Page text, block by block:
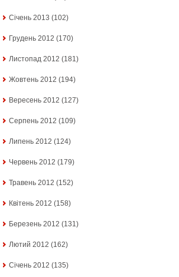
Січень 2013 (102)
Грудень 2012 (170)
Листопад 2012 (181)
Жовтень 2012 (194)
Вересень 2012 (127)
Серпень 2012 (109)
Липень 2012 (124)
Червень 2012 (179)
Травень 2012 (152)
Квітень 2012 (158)
Березень 2012 (131)
Лютий 2012 (162)
Січень 2012 (135)